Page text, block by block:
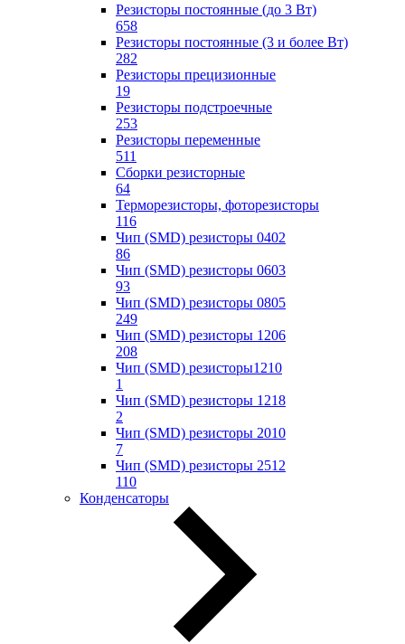
Резисторы постоянные (до 3 Вт)
658
Резисторы постоянные (3 и более Вт)
282
Резисторы прецизионные
19
Резисторы подстроечные
253
Резисторы переменные
511
Сборки резисторные
64
Терморезисторы, фоторезисторы
116
Чип (SMD) резисторы 0402
86
Чип (SMD) резисторы 0603
93
Чип (SMD) резисторы 0805
249
Чип (SMD) резисторы 1206
208
Чип (SMD) резисторы1210
1
Чип (SMD) резисторы 1218
2
Чип (SMD) резисторы 2010
7
Чип (SMD) резисторы 2512
110
Конденсаторы